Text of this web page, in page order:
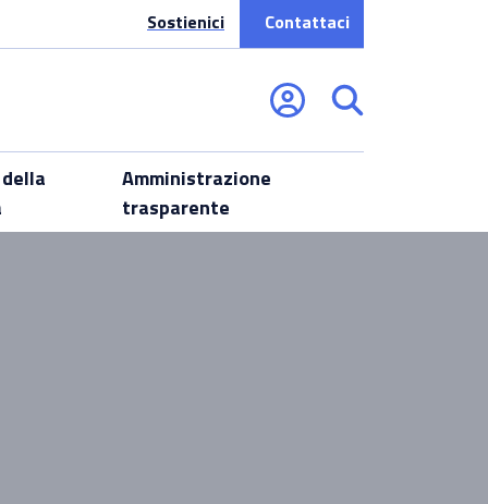
Sostienici Contattaci
Amministrazione
trasparente